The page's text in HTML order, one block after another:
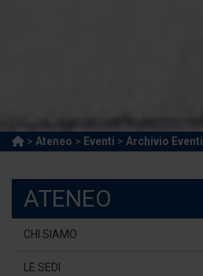
> Ateneo > Eventi > Archivio Eventi
ATENEO
CHI SIAMO
LE SEDI